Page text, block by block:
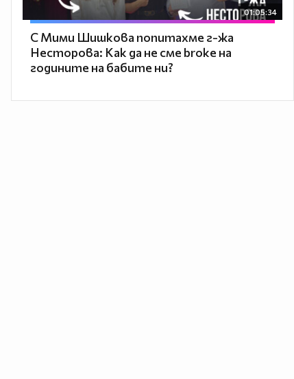
01:05:34
С Мими Шишкова попитахме г-жа
Несторова: Как да не сме broke на
годините на бабите ни?